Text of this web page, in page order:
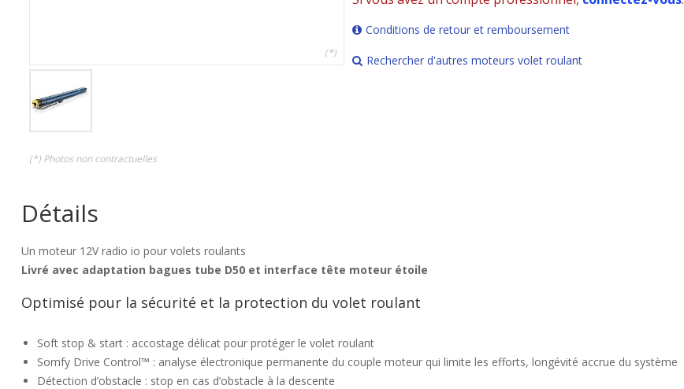
(*)
(*) Photos non contractuelles
Conditions de retour et remboursement
Rechercher d'autres moteurs volet roulant
Détails
Un moteur 12V radio io pour volets roulants
Livré avec adaptation bagues tube D50 et interface tête moteur étoile
Optimisé pour la sécurité et la protection du volet roulant
Soft stop & start : accostage délicat pour protéger le volet roulant
Somfy Drive Control™ : analyse électronique permanente du couple moteur qui limite les efforts, longévité accrue du système
Détection d’obstacle : stop en cas d’obstacle à la descente